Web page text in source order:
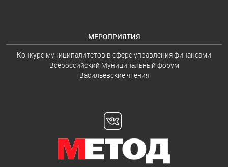
МЕРОПРИЯТИЯ
Конкурс муниципалитетов в сфере управления финансами
Всероссийский Муниципальный форум
Васильевские чтения